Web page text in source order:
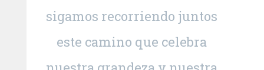
sigamos recorriendo juntos
este camino que celebra